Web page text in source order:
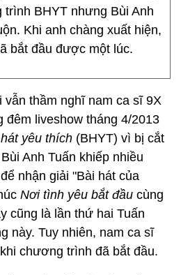
trình BHYT nhưng Bùi Anh
Khi anh chàng xuất hiện,
bắt đầu được một lúc.
thầm nghĩ nam ca sĩ 9X
đêm liveshow tháng 4/2013
yêu thích (BHYT) vì bị cắt
Anh Tuấn khiếp nhiều
nhận giải "Bài hát của
Nơi tình yêu bắt đầu cùng
cũng là lần thứ hai Tuấn
này. Tuy nhiên, nam ca sĩ
chương trình đã bắt đầu.